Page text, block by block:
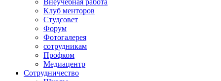
Внеучебная работа
Клуб менторов
Студсовет
Форум
Фотогалерея
сотрудникам
Профком
Медиацентр
Сотрудничество